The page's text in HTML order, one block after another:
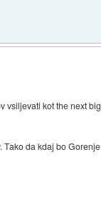
vsiljevati kot the next big
Tako da kdaj bo Gorenje